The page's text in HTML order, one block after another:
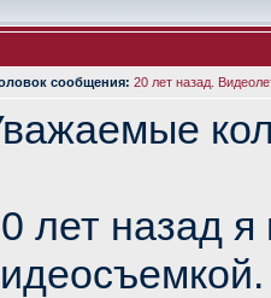
сообщения: 20 лет назад.
лет назад я